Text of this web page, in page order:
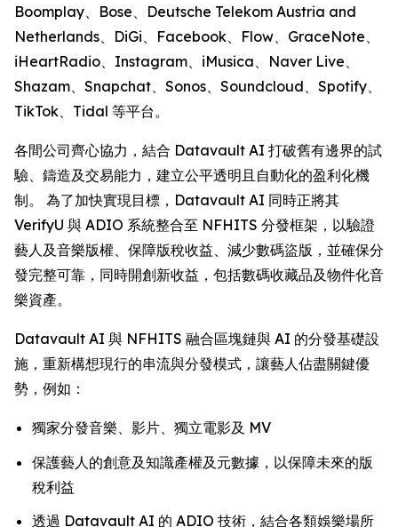
Boomplay、Bose、Deutsche Telekom Austria and
Netherlands、DiGi、Facebook、Flow、GraceNote、
iHeartRadio、Instagram、iMusica、Naver Live、
Shazam、Snapchat、Sonos、Soundcloud、Spotify、
TikTok、Tidal 等平台。
各間公司齊心協力，結合 Datavault AI 打破舊有邊界的試
驗、鑄造及交易能力，建立公平透明且自動化的盈利化機
制。 為了加快實現目標，Datavault AI 同時正將其
VerifyU 與 ADIO 系統整合至 NFHITS 分發框架，以驗證
藝人及音樂版權、保障版稅收益、減少數碼盜版，並確保分
發完整可靠，同時開創新收益，包括數碼收藏品及物件化音
樂資產。
Datavault AI 與 NFHITS 融合區塊鏈與 AI 的分發基礎設
施，重新構想現行的串流與分發模式，讓藝人佔盡關鍵優
勢，例如：
獨家分發音樂、影片、獨立電影及 MV
保護藝人的創意及知識產權及元數據，以保障未來的版
稅利益
透過 Datavault AI 的 ADIO 技術，結合各類娛樂場所